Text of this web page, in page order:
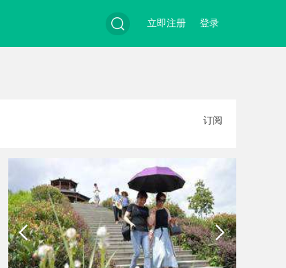
登录
立即注册
订阅